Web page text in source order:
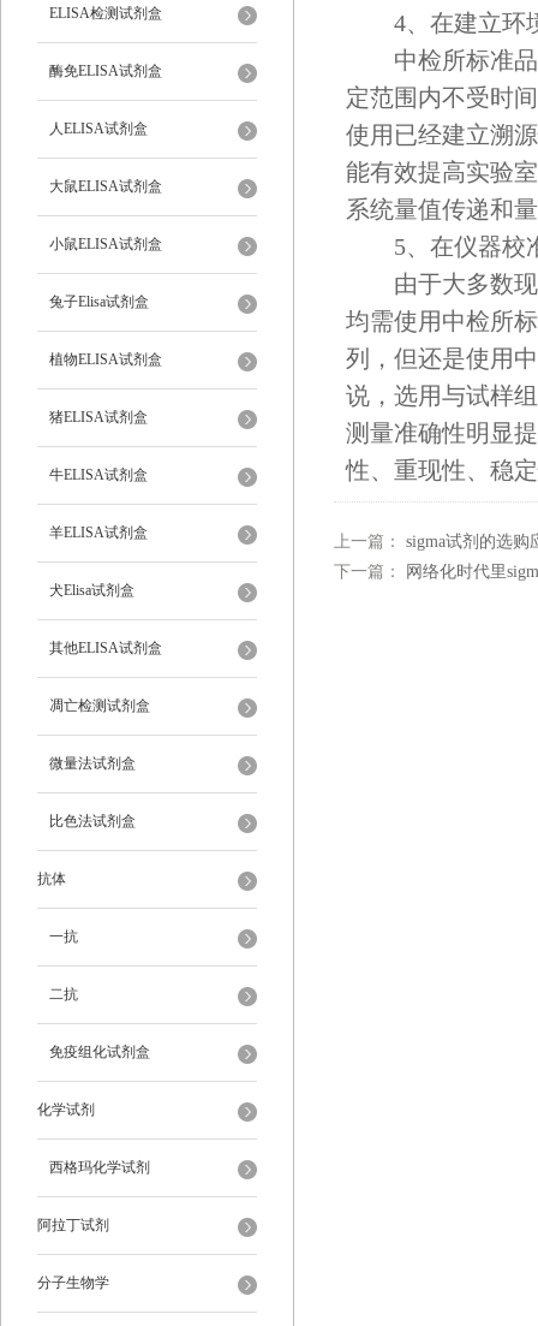
ELISA检测试剂盒
酶免ELISA试剂盒
人ELISA试剂盒
大鼠ELISA试剂盒
小鼠ELISA试剂盒
兔子Elisa试剂盒
植物ELISA试剂盒
猪ELISA试剂盒
牛ELISA试剂盒
羊ELISA试剂盒
犬Elisa试剂盒
其他ELISA试剂盒
凋亡检测试剂盒
微量法试剂盒
比色法试剂盒
抗体
一抗
二抗
免疫组化试剂盒
化学试剂
西格玛化学试剂
阿拉丁试剂
分子生物学
4、在建立环境
中检所标准品
定范围内不受时
使用已经建立溯
能有效提高实验
系统量值传递和
5、在仪器校
由于大多数现
均需使用中检所
列，但还是使用
说，选用与试样
测量准确性明显
性、重现性、稳
上一篇： sigma试剂的选购
下一篇：
网络化时代里